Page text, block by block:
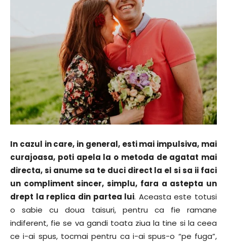
In cazul in care, in general, esti mai impulsiva, mai
curajoasa, poti apela la o metoda de agatat mai
directa, si anume sa te duci direct la el si sa ii faci
un compliment sincer, simplu, fara a astepta un
drept la replica din partea lui. Aceasta este totusi
o sabie cu doua taisuri, pentru ca fie ramane
indiferent, fie se va gandi toata ziua la tine si la ceea
ce i-ai spus, tocmai pentru ca i-ai spus-o “pe fuga”,